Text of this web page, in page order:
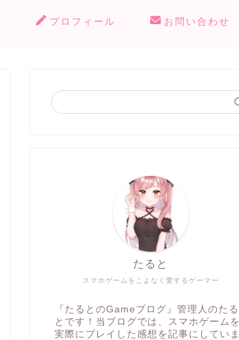
プロフィール お問い合わせ
スマホゲームをこよなく愛するゲーマー
たると
『たるとのGameブログ』管理人のたる
とです！当ブログでは、スマホゲームを
実際にプレイした感想を記事にしていま